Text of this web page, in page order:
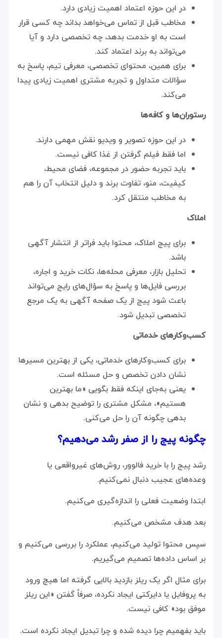
در این حوزه اعتماد اهمیت زیادی دارد.
مخاطب قبل از تماس می‌خواهد بداند چه کسی قرار
است به او خدمت بدهد، چه تخصصی دارد و آیا
می‌تواند به برند اعتماد کند.
برای همین، محتوای تخصصی، معرفی تیم، پاسخ به
سؤالات متداول و تجربه مشتری اهمیت زیادی پیدا
می‌کند.
رستوران‌ها و کافه‌ها
در این حوزه تصویر و ویدیو نقش مهمی دارند.
اما فقط فیلم گرفتن از غذا کافی نیست.
باید تجربه حضور در مجموعه، فضای محیط،
کیفیت، منو، تفاوت برند و دلیل انتخاب آن را هم
به مخاطب منتقل کرد.
املاک
برای پیج املاک، محتوا باید فراتر از انتشار آگهی
باشد.
تحلیل بازار، معرفی محله‌ها، نکات خرید و اجاره،
بررسی فایل‌ها و پاسخ به سؤال‌های رایج می‌تواند
باعث شود پیج از یک صفحه آگهی به یک مرجع
تخصصی تبدیل شود.
کسب‌وکارهای خدماتی
برای کسب‌وکارهای خدماتی، یکی از بهترین مسیرها
نشان دادن تخصص و حل مسئله است.
یعنی به‌جای اینکه فقط بگویی «ما بهترین
هستیم»، مشکل مشتری را توضیح بدهی و نشان
بدهی چگونه آن را حل می‌کنی.
چگونه پیج را از صفر رشد می‌دهیم؟
رشد پیج را با خرید فالوور، روش‌های غیرواقعی یا
وعده‌های عجیب دنبال نمی‌کنیم.
ابتدا وضعیت فعلی را اندازه‌گیری می‌کنیم.
بعد هدف مشخص می‌کنیم.
سپس محتوا تولید می‌کنیم، عملکرد را بررسی می‌کنیم و
بر اساس داده‌ها تصمیم می‌گیریم.
برای مثال اگر یک ریلز بازدید بالایی گرفته اما هیچ ورود
به پروفایل یا دایرکتی ایجاد نکرده، صرفاً گفتن «این ریلز
موفق بود» کافی نیست.
باید بفهمیم چرا دیده شده و چرا تبدیل ایجاد نکرده است.